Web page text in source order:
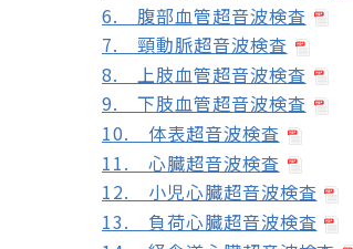
6. 腹部血管超音波検査
7. 頸動脈超音波検査
8. 上肢血管超音波検査
9. 下肢血管超音波検査
10. 体表超音波検査
11. 心臓超音波検査
12. 小児心臓超音波検査
13. 負荷心臓超音波検査